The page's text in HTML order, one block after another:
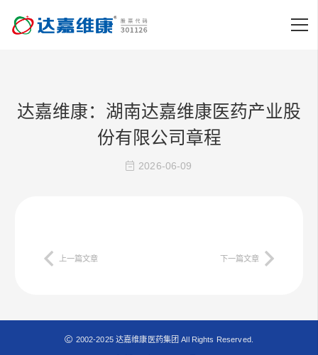
达嘉维康：湖南达嘉维康医药产业股
份有限公司章程
2026-06-09
上一篇文章 下一篇文章
2002-2025 达嘉维康医药集团 All Rights Reserved.